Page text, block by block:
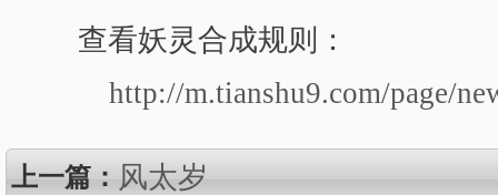
查看妖灵合成规则：
http://m.tianshu9.com/page/
上一篇： 风太岁